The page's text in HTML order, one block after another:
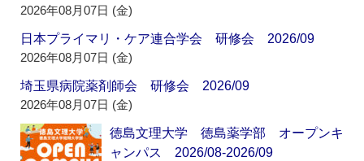
2026年08月07日 (金)
日本プライマリ・ケア連合学会 研修会 2026/09
2026年08月07日 (金)
埼玉県病院薬剤師会 研修会 2026/09
2026年08月07日 (金)
徳島文理大学 徳島薬学部 オープンキ
ャンパス 2026/08-2026/09